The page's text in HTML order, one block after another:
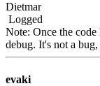
Dietmar
Logged
Note: Once the code
debug. It's not a
evaki